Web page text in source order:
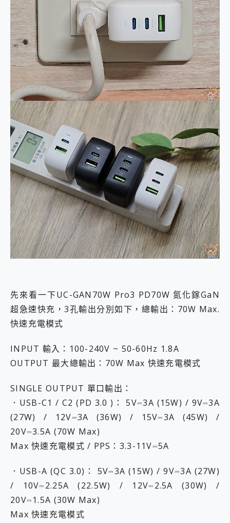
先來看一下UC-GAN70W Pro3 PD70W 氮化鎵GaN
超急速快充，3孔輸出分別如下，總輸出：70W Max.
快速充電模式
INPUT 輸入：100-240V ~ 50-60Hz 1.8A
OUTPUT 最大總輸出：70W Max 快速充電模式
SINGLE OUTPUT 單口輸出：
．USB-C1 / C2 (PD 3.0 )： 5V⎓3A (15W) / 9V⎓3A
(27W) / 12V⎓3A (36W) / 15V⎓3A (45W) /
20V⎓3.5A (70W Max)
Max 快速充電模式 / PPS：3.3-11V⎓5A
．USB-A (QC 3.0)： 5V⎓3A (15W) / 9V⎓3A (27W)
/ 10V⎓2.25A (22.5W) / 12V⎓2.5A (30W) /
20V⎓1.5A (30W Max)
Max 快速充電模式